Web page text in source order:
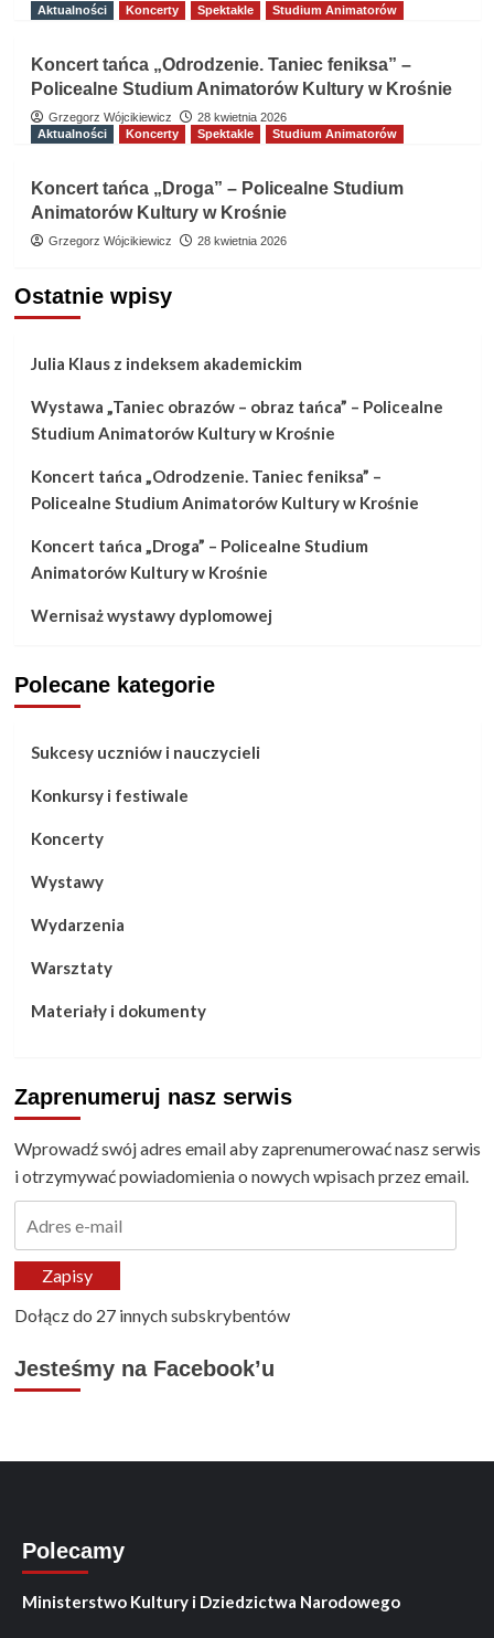
Aktualności Koncerty Spektakle Studium Animatorów
Koncert tańca „Odrodzenie. Taniec feniksa” –
Policealne Studium Animatorów Kultury w Krośnie
Grzegorz Wójcikiewicz
28 kwietnia 2026
Aktualności
Koncerty Spektakle Studium Animatorów
Koncert tańca „Droga” – Policealne Studium
Animatorów Kultury w Krośnie
Grzegorz Wójcikiewicz 28 kwietnia 2026
Ostatnie wpisy
Julia Klaus z indeksem akademickim
Wystawa „Taniec obrazów – obraz tańca” – Policealne
Studium Animatorów Kultury w Krośnie
Koncert tańca „Odrodzenie. Taniec feniksa” –
Policealne Studium Animatorów Kultury w Krośnie
Koncert tańca „Droga” – Policealne Studium
Animatorów Kultury w Krośnie
Wernisaż wystawy dyplomowej
Polecane kategorie
Sukcesy uczniów i nauczycieli
Konkursy i festiwale
Koncerty
Wystawy
Wydarzenia
Warsztaty
Materiały i dokumenty
Zaprenumeruj nasz serwis
Wprowadź swój adres email aby zaprenumerować nasz serwis
i otrzymywać powiadomienia o nowych wpisach przez email.
mailZapisy
Dołącz do 27 innych subskrybentów
Jesteśmy na Facebook’u
Polecamy
Ministerstwo Kultury i Dziedzictwa Narodowego